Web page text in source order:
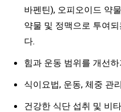
바펜틴), 오피오이드 약
약물 및 정맥으로 투여
다.
힘과 운동 범위를 개선
식이요법, 운동, 체중 관
건강한 식단 섭취 및 비